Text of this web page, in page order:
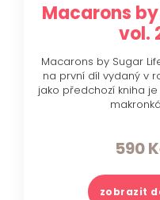
Macarons
vol.
Macarons by Sugar
na první díl vydaný v
jako předchozí kniha
590
zobrazit